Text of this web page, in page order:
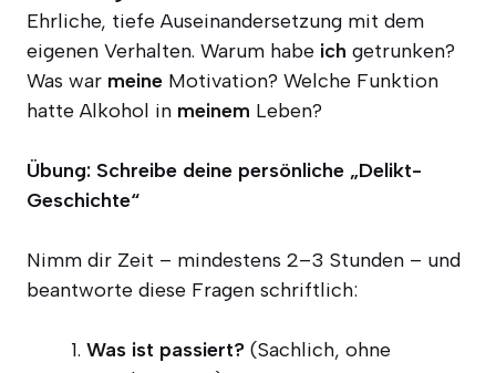
Ehr­li­che, tie­fe Aus­ein­an­der­set­zung mit dem
eige­nen Ver­hal­ten. War­um habe ich getrun­ken?
Was war mei­ne Moti­va­ti­on? Wel­che Funk­ti­on
hat­te Alko­hol in mei­nem Leben?
Übung: Schrei­be dei­ne per­sön­li­che „Delikt-
Geschich­te“
Nimm dir Zeit – min­des­tens 2–3 Stun­den – und
beant­wor­te die­se Fra­gen schriftlich:
Was ist pas­siert? (Sach­lich, ohne